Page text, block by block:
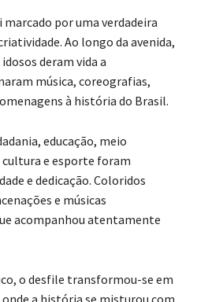
marcado por uma verdadeira
Ao longo da avenida,
deram vida a
música, coreografias,
à história do Brasil.
educação, meio
e esporte foram
e dedicação. Coloridos
e músicas
acompanhou atentamente
o desfile transformou-se em
a história se misturou com